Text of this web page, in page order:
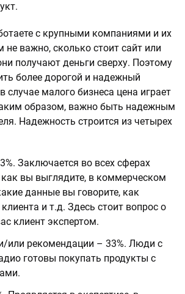
с крупными компаниями и их
важно, сколько стоит сайт или
получают деньги сверху. Поэтому
более дорогой и надежный
случае малого бизнеса цена играет
образом, важно быть надежным
Надежность строится из четырех
Заключается во всех сферах
как вы выглядите, в коммерческом
данные вы говорите, как
и т.д. Здесь стоит вопрос о
клиент экспертом.
или рекомендации – 33%. Люди с
готовы покупать продукты с